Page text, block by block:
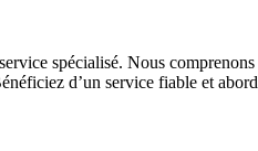
spécialisé. Nous
d’un service fiable et